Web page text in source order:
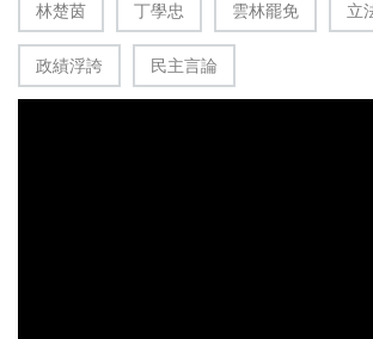
林楚茵 丁學忠 雲林罷免 立
政績浮誇 民主言論